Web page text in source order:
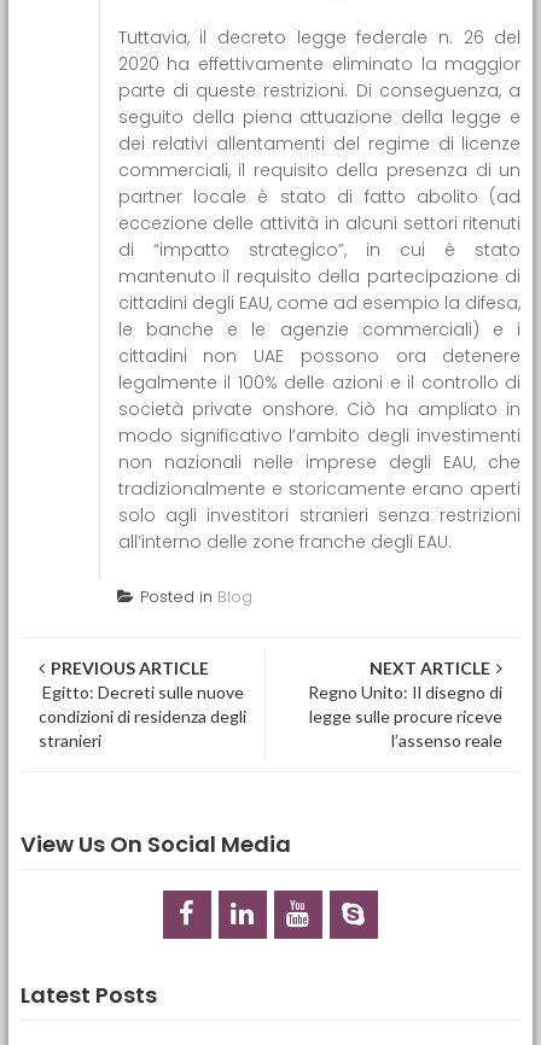
Tuttavia, il decreto legge federale n. 26 del
2020 ha effettivamente eliminato la maggior
parte di queste restrizioni. Di conseguenza, a
seguito della piena attuazione della legge e
dei relativi allentamenti del regime di licenze
commerciali, il requisito della presenza di un
partner locale è stato di fatto abolito (ad
eccezione delle attività in alcuni settori ritenuti
di “impatto strategico”, in cui è stato
mantenuto il requisito della partecipazione di
cittadini degli EAU, come ad esempio la difesa,
le banche e le agenzie commerciali) e i
cittadini non UAE possono ora detenere
legalmente il 100% delle azioni e il controllo di
società private onshore. Ciò ha ampliato in
modo significativo l’ambito degli investimenti
non nazionali nelle imprese degli EAU, che
tradizionalmente e storicamente erano aperti
solo agli investitori stranieri senza restrizioni
all’interno delle zone franche degli EAU.
Posted in Blog
Post navigation
PREVIOUS ARTICLE
Egitto: Decreti sulle nuove
condizioni di residenza degli
stranieri
NEXT ARTICLE
Regno Unito: Il disegno di
legge sulle procure riceve
l’assenso reale
View Us On Social Media
Latest Posts